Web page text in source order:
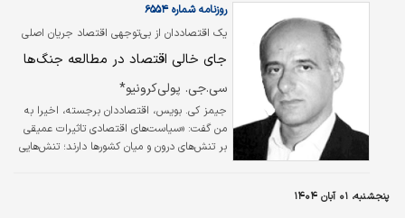
۱۹۱.۷میلیون تومان در سال۱۴۰۰ ثبت شده است.
هرچند رفاه متوسط جامعه در سال۱۴۰۴ نسبت به
سال۱۳۹۰ تنها یک‌درصد کاهش یافته، اما این افت
برای دهک‌های پایین شدیدتر بوده است. مصرف
سال۱۳۹۰ به ترتیب…
یک اقتصاددان از بی‌توجهی اقتصاد جریان اصلی
به موضوع درگیری‌ها می‌گوید
روزنامه شماره ۶۵۵۴
جای خالی اقتصاد در مطالعه جنگ‌ها
سی.جی. پولی‌کرونیو*
جیمز کی. بویس، اقتصاددان برجسته، اخیرا به
من گفت: «سیاست‌های اقتصادی تاثیرات عمیقی
بر تنش‌های درون و میان کشورها دارند؛ تنش‌هایی
پنجشنبه، ۰۱ آبان ۱۴۰۴